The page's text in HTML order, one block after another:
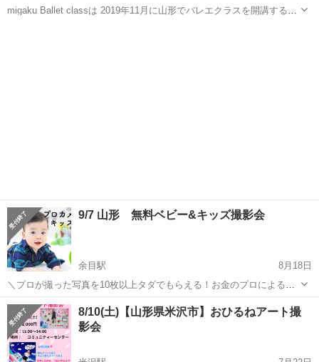
migaku Ballet classは 2019年11月に山形でバレエクラスを開講する予
9/7 山形 無料ベビー&キッズ撮影会
余目駅
8月18日
＼プロが撮った写真を10枚以上タダでもらえる！お金のプロによる子
育て費用の相談会付／ ★写真館は敷居が高い、スタジオは高くてなか
なかいけない…でも思い出は残したい！というママさんパパさん ★1
日がっつりお出かけは大変...
山形 東田川郡 余目駅 育児
8/10(土)【山形県米沢市】おひるねアート撮
影会